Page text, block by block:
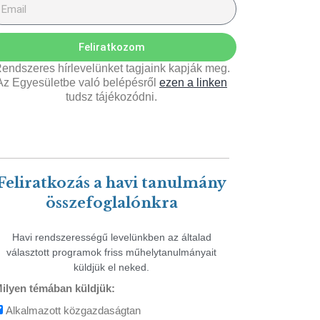
Feliratkozom
hírlevelünket tagjaink kapják meg.
Egyesületbe való belépésről ezen a linken
tudsz tájékozódni.
a havi tanulmány
összefoglalónkra
Havi rendszerességű levelünkben az általad
választott programok friss műhelytanulmányait
küldjük el neked.
témában küldjük:
Alkalmazott közgazdaságtan